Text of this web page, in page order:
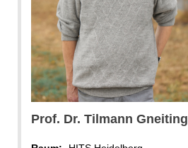
Prof. Dr. Tilmann Gneiting